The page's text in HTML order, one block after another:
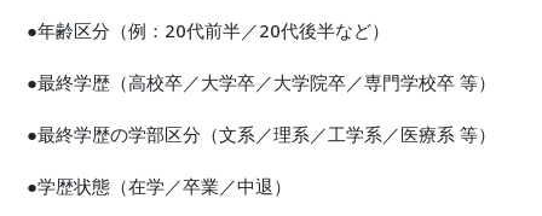
●年齢区分（例：20代前半／20代後半など）
●最終学歴（高校卒／大学卒／大学院卒／専門学校卒 等）
●最終学歴の学部区分（文系／理系／工学系／医療系 等）
●学歴状態（在学／卒業／中退）